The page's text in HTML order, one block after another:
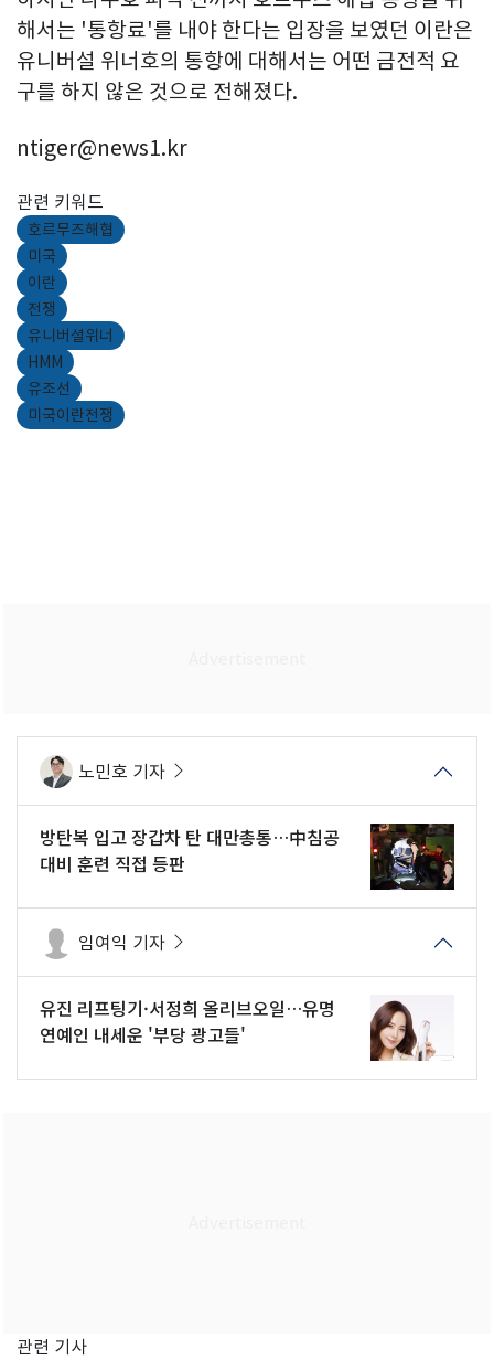
해서는 '통항료'를 내야 한다는 입장을 보였던 이란은
유니버설 위너호의 통항에 대해서는 어떤 금전적 요
구를 하지 않은 것으로 전해졌다.
ntiger@news1.kr
관련 키워드
호르무즈해협
미국
이란
전쟁
유니버셜위너
HMM
유조선
미국이란전쟁
노민호 기자
방탄복 입고 장갑차 탄 대만총통…中침공
대비 훈련 직접 등판
임여익 기자
유진 리프팅기·서정희 올리브오일…유명
연예인 내세운 '부당 광고들'
관련 기사